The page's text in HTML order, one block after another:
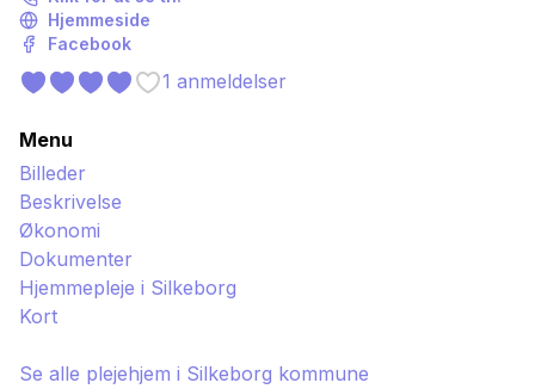
Hjemmeside
Facebook
1 anmeldelser
Menu
Billeder
Beskrivelse
Økonomi
Dokumenter
Hjemmepleje i Silkeborg
Kort
Se alle plejehjem i Silkeborg kommune